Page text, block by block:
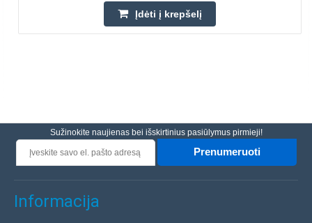
Įdėti į krepšelį
Sužinokite naujienas bei išskirtinius pasiūlymus pirmieji!
Prenumeruoti
Informacija